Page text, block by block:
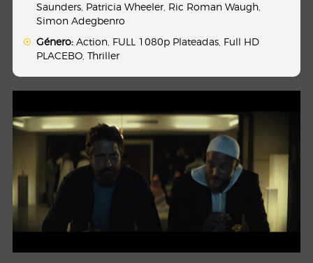
Saunders Patricia Wheeler Ric Roman Waugh
Simon Adegbenro
Género: Action FULL 1080p Plateadas Full HD
PLACEBO ,Thriller